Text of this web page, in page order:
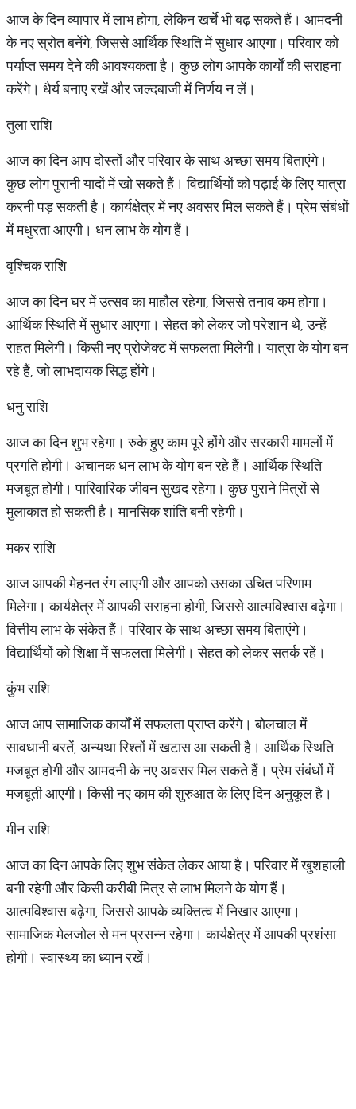
आज के दिन व्यापार में लाभ होगा, लेकिन खर्चे भी बढ़ सकते हैं। आमदनी
के नए स्रोत बनेंगे, जिससे आर्थिक स्थिति में सुधार आएगा। परिवार को
पर्याप्त समय देने की आवश्यकता है। कुछ लोग आपके कार्यों की सराहना
करेंगे। धैर्य बनाए रखें और जल्दबाजी में निर्णय न लें।
तुला राशि
आज का दिन आप दोस्तों और परिवार के साथ अच्छा समय बिताएंगे।
कुछ लोग पुरानी यादों में खो सकते हैं। विद्यार्थियों को पढ़ाई के लिए यात्रा
करनी पड़ सकती है। कार्यक्षेत्र में नए अवसर मिल सकते हैं। प्रेम संबंधों
में मधुरता आएगी। धन लाभ के योग हैं।
वृश्चिक राशि
आज का दिन घर में उत्सव का माहौल रहेगा, जिससे तनाव कम होगा।
आर्थिक स्थिति में सुधार आएगा। सेहत को लेकर जो परेशान थे, उन्हें
राहत मिलेगी। किसी नए प्रोजेक्ट में सफलता मिलेगी। यात्रा के योग बन
रहे हैं, जो लाभदायक सिद्ध होंगे।
धनु राशि
आज का दिन शुभ रहेगा। रुके हुए काम पूरे होंगे और सरकारी मामलों में
प्रगति होगी। अचानक धन लाभ के योग बन रहे हैं। आर्थिक स्थिति
मजबूत होगी। पारिवारिक जीवन सुखद रहेगा। कुछ पुराने मित्रों से
मुलाकात हो सकती है। मानसिक शांति बनी रहेगी।
मकर राशि
आज आपकी मेहनत रंग लाएगी और आपको उसका उचित परिणाम
मिलेगा। कार्यक्षेत्र में आपकी सराहना होगी, जिससे आत्मविश्वास बढ़ेगा।
वित्तीय लाभ के संकेत हैं। परिवार के साथ अच्छा समय बिताएंगे।
विद्यार्थियों को शिक्षा में सफलता मिलेगी। सेहत को लेकर सतर्क रहें।
कुंभ राशि
आज आप सामाजिक कार्यों में सफलता प्राप्त करेंगे। बोलचाल में
सावधानी बरतें, अन्यथा रिश्तों में खटास आ सकती है। आर्थिक स्थिति
मजबूत होगी और आमदनी के नए अवसर मिल सकते हैं। प्रेम संबंधों में
मजबूती आएगी। किसी नए काम की शुरुआत के लिए दिन अनुकूल है।
मीन राशि
आज का दिन आपके लिए शुभ संकेत लेकर आया है। परिवार में खुशहाली
बनी रहेगी और किसी करीबी मित्र से लाभ मिलने के योग हैं।
आत्मविश्वास बढ़ेगा, जिससे आपके व्यक्तित्व में निखार आएगा।
सामाजिक मेलजोल से मन प्रसन्न रहेगा। कार्यक्षेत्र में आपकी प्रशंसा
होगी। स्वास्थ्य का ध्यान रखें।